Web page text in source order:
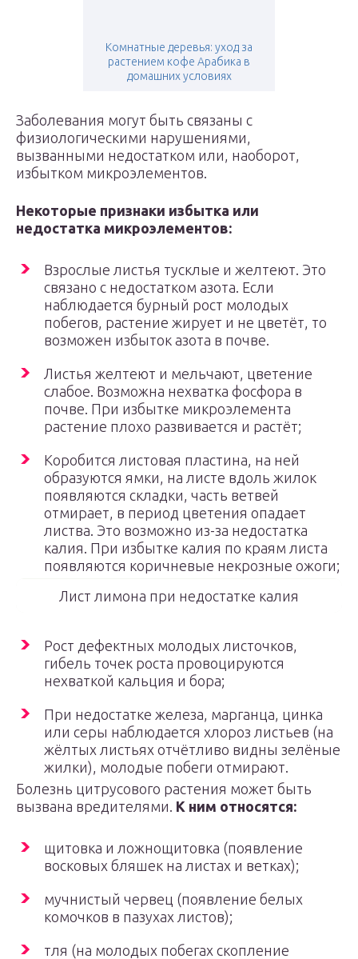
Комнатные деревья: уход за
растением кофе Арабика в
домашних условиях
Заболевания могут быть связаны с
физиологическими нарушениями,
вызванными недостатком или, наоборот,
избытком микроэлементов.
Некоторые признаки избытка или
недостатка микроэлементов:
Взрослые листья тусклые и желтеют. Это
связано с недостатком азота. Если
наблюдается бурный рост молодых
побегов, растение жирует и не цветёт, то
возможен избыток азота в почве.
Листья желтеют и мельчают, цветение
слабое. Возможна нехватка фосфора в
почве. При избытке микроэлемента
растение плохо развивается и растёт;
Коробится листовая пластина, на ней
образуются ямки, на листе вдоль жилок
появляются складки, часть ветвей
отмирает, в период цветения опадает
листва. Это возможно из-за недостатка
калия. При избытке калия по краям листа
появляются коричневые некрозные ожоги;
Лист лимона при недостатке калия
Рост дефектных молодых листочков,
гибель точек роста провоцируются
нехваткой кальция и бора;
При недостатке железа, марганца, цинка
или серы наблюдается хлороз листьев (на
жёлтых листьях отчётливо видны зелёные
жилки), молодые побеги отмирают.
Болезнь цитрусового растения может быть
вызвана вредителями. К ним относятся:
щитовка и ложнощитовка (появление
восковых бляшек на листах и ветках);
мучнистый червец (появление белых
комочков в пазухах листов);
тля (на молодых побегах скопление